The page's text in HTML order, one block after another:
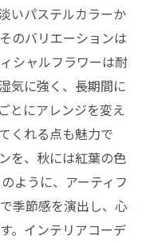
いパステルカラーか
のバリエーションは
シャルフラワーは耐
気に強く、長期間に
とにアレンジを変え
くれる点も魅力で
を、秋には紅葉の色
ように、アーティフ
季節感を演出し、心
。インテリアコーデ